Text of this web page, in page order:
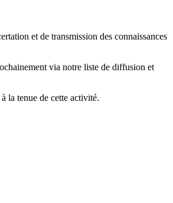
et de transmission des connaissances
via notre liste de diffusion et
la tenue de cette activité.